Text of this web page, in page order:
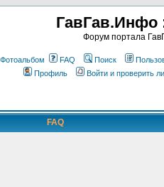
ГавГав.Инфо
Форум портала
Фотоальбом FAQ Поиск
Профиль
Войти и проверить
FAQ